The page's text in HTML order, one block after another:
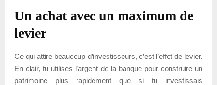
Un achat avec un maximum de
levier
Ce qui attire beaucoup d’investisseurs, c’est l’effet de levier.
En clair, tu utilises l’argent de la banque pour construire un
patrimoine plus rapidement que si tu investissais